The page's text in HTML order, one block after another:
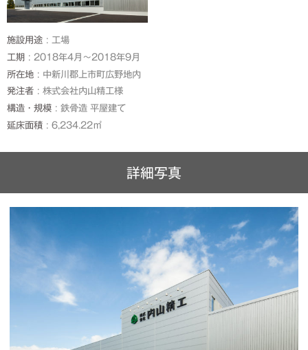
施設用途
工場
工期
2018年4月～2018年9月
所在地
中新川郡上市町広野地内
発注者
株式会社内山精工様
構造・規模
鉄骨造 平屋建て
延床面積
6,234.22㎡
詳細写真